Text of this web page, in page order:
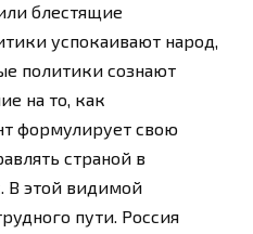
блестящие
успокаивают народ,
политики сознают
на то, как
формулирует свою
страной в
В этой видимой
пути. Россия